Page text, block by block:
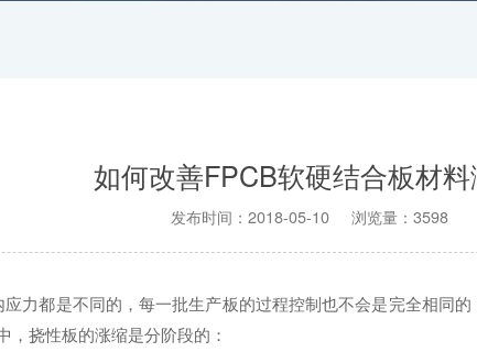
如何改善FPCB软硬结合板材
发布时间：2018-05-10 浏览量：3598
力都是不同的，每一批生产板的过程控制也不会是完全相同
挠性板的涨缩是分阶段的：